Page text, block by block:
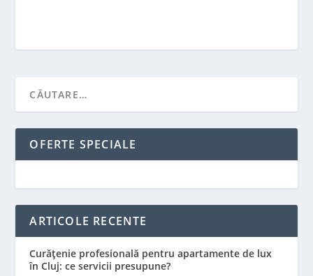
OFERTE SPECIALE
ARTICOLE RECENTE
Curățenie profesională pentru apartamente de lux
în Cluj: ce servicii presupune?